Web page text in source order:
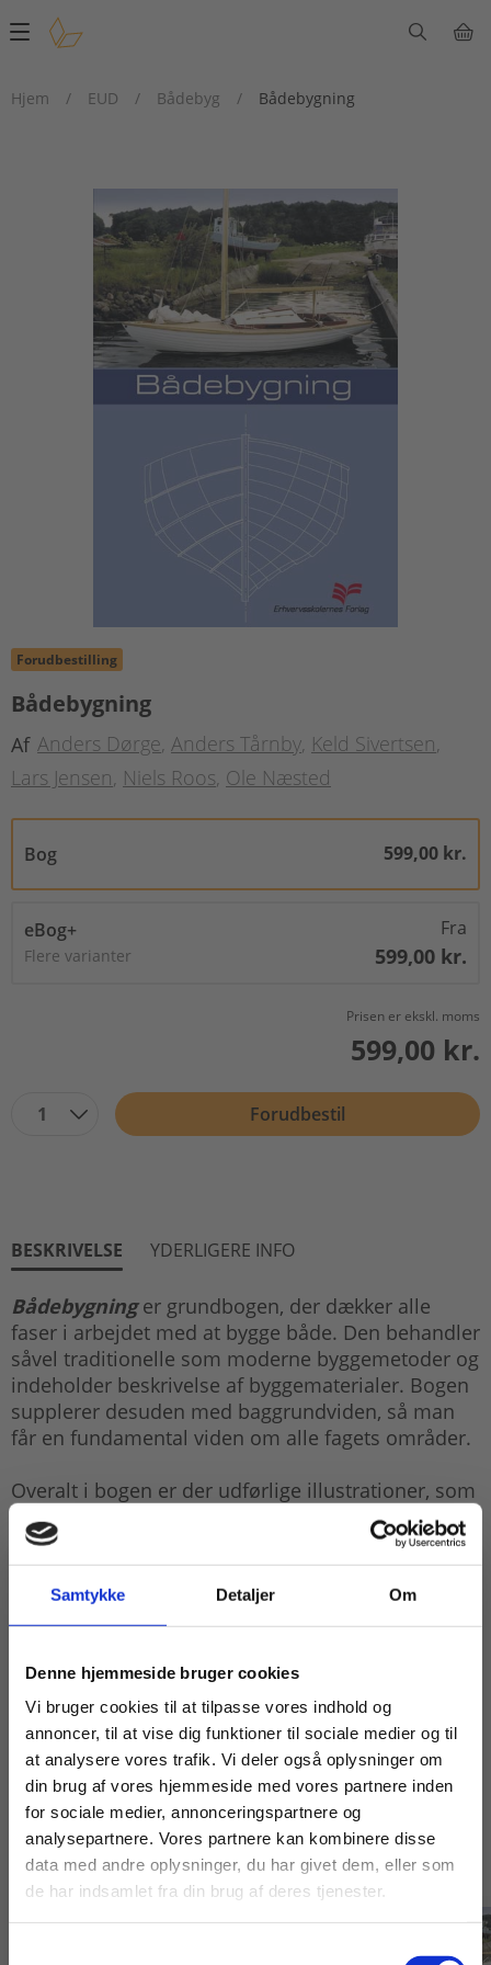
Samtykke Detaljer Om
Denne hjemmeside bruger cookies
Vi bruger cookies til at tilpasse vores indhold og
annoncer, til at vise dig funktioner til sociale medier og til
at analysere vores trafik. Vi deler også oplysninger om
din brug af vores hjemmeside med vores partnere inden
for sociale medier, annonceringspartnere og
analysepartnere. Vores partnere kan kombinere disse
data med andre oplysninger, du har givet dem, eller som
de har indsamlet fra din brug af deres tjenester.
Main
Hjem
/ EUD / Bådebyg / Bådebygning
Forudbestilling
Bådebygning
Af Anders Dørge Anders Tårnby Keld Sivertsen
Lars Jensen Niels Roos Ole Næsted
Bog 599,00 kr.
eBog+
Flere varianter
Fra
599,00 kr.
Prisen er ekskl. moms
599,00 kr.
1 Forudbestil
BESKRIVELSE YDERLIGERE INFO
Bådebygninger grundbogen, der dækker alle
faser i arbejdet med at bygge både. Den behandler
såvel traditionelle som moderne byggemetoder og
indeholder beskrivelse af byggematerialer. Bogen
supplerer desuden med baggrundviden, så man
får en fundamental viden om alle fagets områder.
Overalt i bogen er der udførlige illustrationer, som
understøtter teksten.
MedBådebygningi hånden er den interesserede
godt rustet til det daglige arbejde.
Andre har også købt
Køb læremidler og find masterclasses mm.
Fortsæt som:
For privatkunder og
studerende. Du får
vist priser inkl.
For institutioner og
virksomheder. Du
får vist priser ekskl.